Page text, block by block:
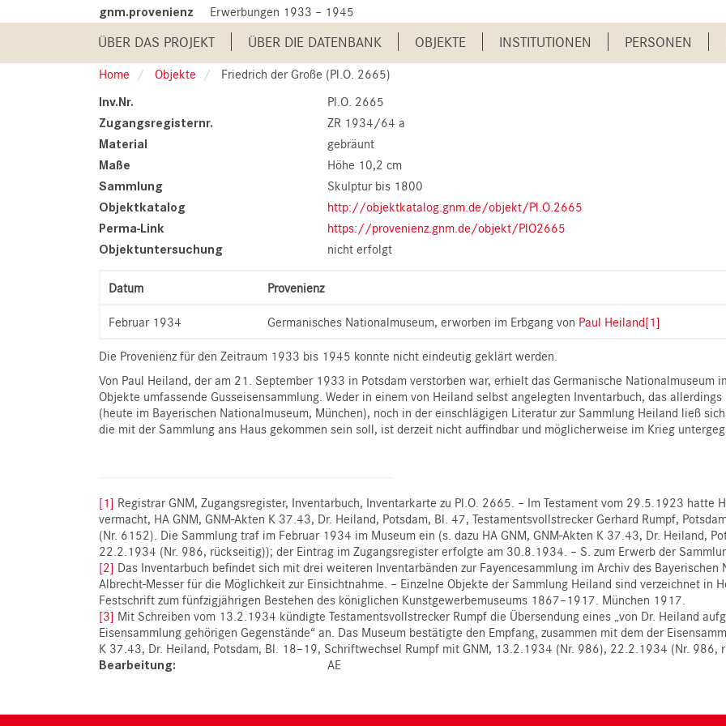
to
gnm.provenienz Erwerbungen 1933 – 1945
Main
navigation
ÜBER DAS PROJEKT ÜBER DIE DATENBANK OBJEKTE INSTITUTIONEN PERSONEN
Home Objekte Friedrich der Große (Pl.O. 2665)
Inv.Nr. Pl.O. 2665
Zugangsregisternr. ZR 1934/64 a
Material gebräunt
Maße Höhe 10,2 cm
Sammlung Skulptur bis 1800
Objektkatalog http://objektkatalog.gnm.de/objekt/Pl.O.2665
Perma-Link https://provenienz.gnm.de/objekt/PlO2665
Objektuntersuchung nicht erfolgt
Datum Provenienz
Februar 1934 Germanisches Nationalmuseum, erworben im Erbgang von Paul Heiland[1]
Die Provenienz für den Zeitraum 1933 bis 1945 konnte nicht eindeutig geklärt werden.
Von Paul Heiland, der am 21. September 1933 in Potsdam verstorben war, erhielt das Germanische Nationalmuseum
Objekte umfassende Gusseisensammlung. Weder in einem von Heiland selbst angelegten Inventarbuch, das
(heute im Bayerischen Nationalmuseum, München), noch in der einschlägigen Literatur zur Sammlung Heiland ließ
die mit der Sammlung ans Haus gekommen sein soll, ist derzeit nicht auffindbar und möglicherweise im Krieg
[1] Registrar GNM, Zugangsregister, Inventarbuch, Inventarkarte zu Pl.O. 2665. – Im Testament vom 29.5.1923 hatte
vermacht, HA GNM, GNM-Akten K 37.43, Dr. Heiland, Potsdam, Bl. 47, Testamentsvollstrecker Gerhard Rumpf,
(Nr. 6152). Die Sammlung traf im Februar 1934 im Museum ein (s. dazu HA GNM, GNM-Akten K 37.43, Dr. Heiland,
22.2.1934 (Nr. 986, rückseitig)); der Eintrag im Zugangsregister erfolgte am 30.8.1934. – S. zum Erwerb der
[2] Das Inventarbuch befindet sich mit drei weiteren Inventarbänden zur Fayencesammlung im Archiv des Bayerischen
Albrecht-Messer für die Möglichkeit zur Einsichtnahme. – Einzelne Objekte der Sammlung Heiland sind verzeichnet in
Festschrift zum fünfzigjährigen Bestehen des königlichen Kunstgewerbemuseums 1867–1917. München 1917.
[3] Mit Schreiben vom 13.2.1934 kündigte Testamentsvollstrecker Rumpf die Übersendung eines „von Dr. Heiland
Eisensammlung gehörigen Gegenstände“ an. Das Museum bestätigte den Empfang, zusammen mit dem der
K 37.43, Dr. Heiland, Potsdam, Bl. 18–19, Schriftwechsel Rumpf mit GNM, 13.2.1934 (Nr. 986), 22.2.1934 (Nr. 986,
Bearbeitung AE